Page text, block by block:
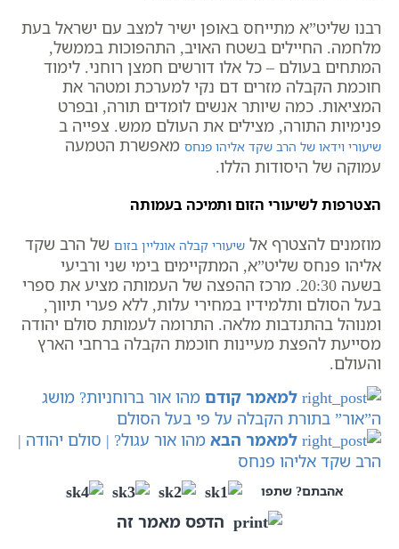
רבנו שליט”א מתייחס באופן ישיר למצב עם ישראל בעת
מלחמה. החיילים בשטח האויב, התהפוכות בממשל,
המתחים בעולם – כל אלו דורשים חמצן רוחני. לימוד
חוכמת הקבלה מזרים דם נקי למערכת ומטהר את
המציאות. כמה שיותר אנשים לומדים תורה, ובפרט
פנימיות התורה, מצילים את העולם ממש. צפייה ב
שיעורי וידאו של הרב שקד אליהו פנחס מאפשרת הטמעה
עמוקה של היסודות הללו.
הצטרפות לשיעורי הזום ותמיכה בעמותה
מוזמנים להצטרף אל שיעורי קבלה אונליין בזום של הרב שקד
אליהו פנחס שליט”א, המתקיימים בימי שני ורביעי
בשעה 20:30. מרכז ההפצה של העמותה מציע את ספרי
בעל הסולם ותלמידיו במחירי עלות, ללא פערי תיווך,
ומנוהל בהתנדבות מלאה. התרומה לעמותת סולם יהודה
מסייעת להפצת מעיינות חוכמת הקבלה ברחבי הארץ
והעולם.
למאמר קודם מהו אור ברוחניות? מושג
ה”אור” בתורת הקבלה על פי בעל הסולם
למאמר הבא מהו אור עגול? | סולם יהודה |
הרב שקד אליהו פנחס
אהבתם? שתפו
הדפס מאמר זה